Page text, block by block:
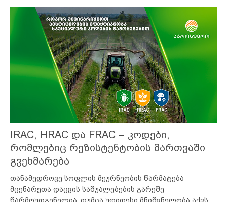
IRAC, HRAC და FRAC – კოდები,
რომლებიც რეზისტენტობის მართვაში
გვეხმარება
თანამედროვე სოფლის მეურნეობის წარმატება
მცენარეთა დაცვის საშუალებების გარეშე